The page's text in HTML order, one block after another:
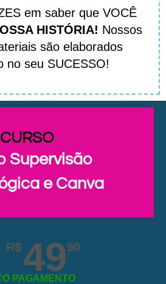
em saber que VOCÊ
HISTÓRIA! Nossos
são elaborados
no seu SUCESSO!
CURSO
Supervisão
e Canva
R$4990
PAGAMENTO